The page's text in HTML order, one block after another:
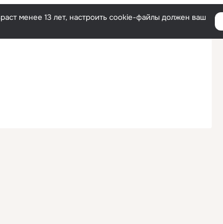
менее 13 лет, настроить cookie-файлы должен ваш